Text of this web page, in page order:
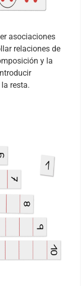
asociaciones
relaciones de
y la
resta.